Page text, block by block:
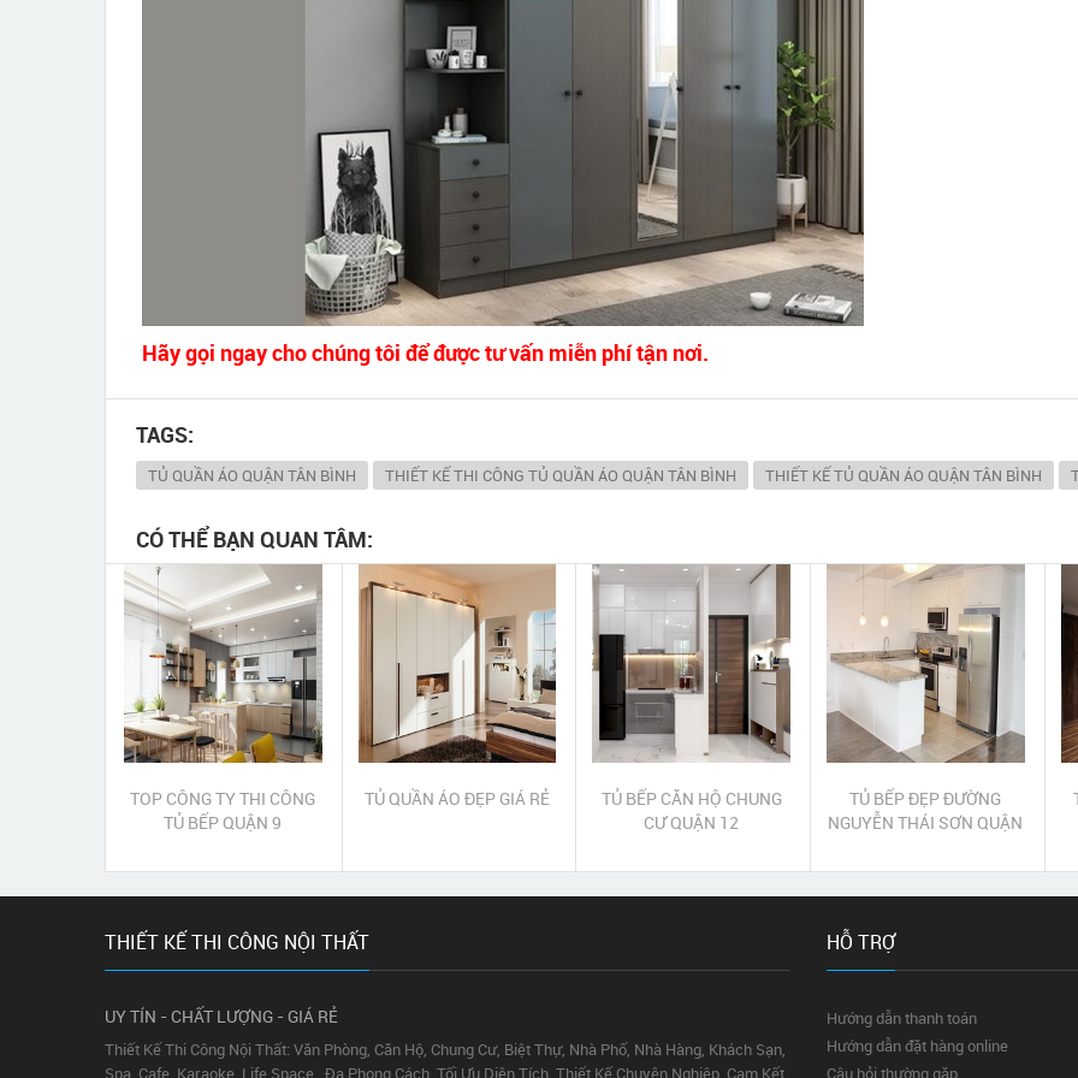
Hãy gọi ngay cho chúng tôi để được tư vấn miễn phí tận nơi.
TAGS:
TỦ QUẦN ÁO QUẬN TÂN BÌNH THIẾT KẾ THI CÔNG TỦ QUẦN ÁO QUẬN TÂN BÌNH THIẾT KẾ TỦ QUẦN ÁO QUẬN TÂN BÌNH
CÓ THỂ BẠN QUAN TÂM:
TOP CÔNG TY THI CÔNG
TỦ BẾP QUẬN 9
TỦ QUẦN ÁO ĐẸP GIÁ RẺ
TỦ BẾP CĂN HỘ CHUNG
CƯ QUẬN 12
TỦ BẾP ĐẸP ĐƯỜNG
NGUYỄN THÁI SƠN QUẬN
THIẾT KẾ THI CÔNG NỘI THẤT
UY TÍN - CHẤT LƯỢNG - GIÁ RẺ
Thiết Kế Thi Công Nội Thất: Văn Phòng, Căn Hộ, Chung Cư, Biệt Thự, Nhà Phố, Nhà Hàng, Khách Sạn,
Spa, Cafe. Karaoke, Life Space...Đa Phong Cách, Tối Ưu Diện Tích. Thiết Kế Chuyên Nghiệp. Cam Kết
HỖ TRỢ
Hướng dẫn thanh toán
Hướng dẫn đặt hàng online
Câu hỏi thường gặp